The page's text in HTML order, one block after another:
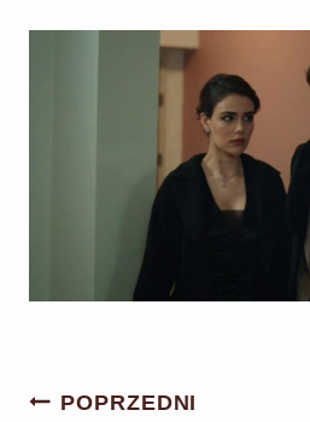
Nawigacja
POPRZEDNI